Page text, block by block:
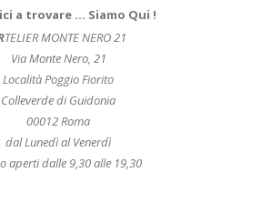
a trovare … Siamo Qui !
TELIER MONTE NERO 21
Via Monte Nero, 21
Località Poggio Fiorito
Colleverde di Guidonia
00012 Roma
dal Lunedì al Venerdì
aperti dalle 9,30 alle 19,30